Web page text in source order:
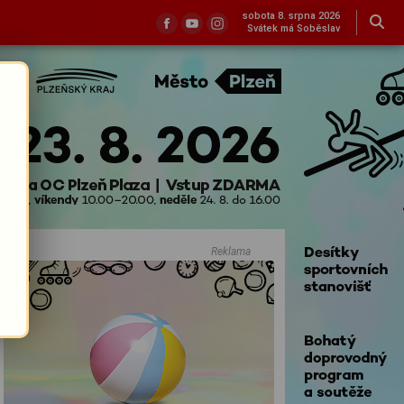
sobota 8. srpna 2026
Svátek má Soběslav
Reklama